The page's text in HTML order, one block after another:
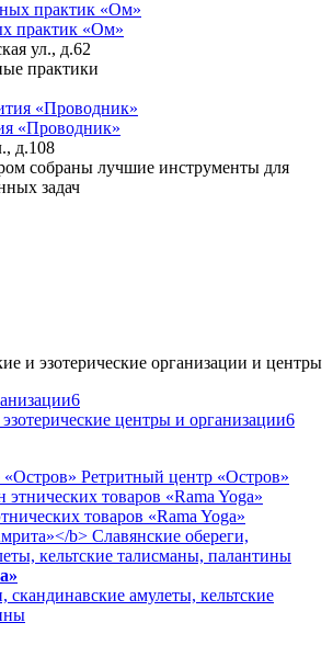
практик «Ом»
ул., д.62
практики
«Проводник»
д.108
собраны лучшие инструменты для
задач
и эзотерические организации и центры
6
центры и организации6
Ретритный центр «Остров»
товаров «Rama Yoga»
скандинавские амулеты, кельтские